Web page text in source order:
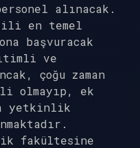
alınacak.
en temel
başvuracak
ve
çoğu zaman
olmayıp, ek
yetkinlik
fakültesine